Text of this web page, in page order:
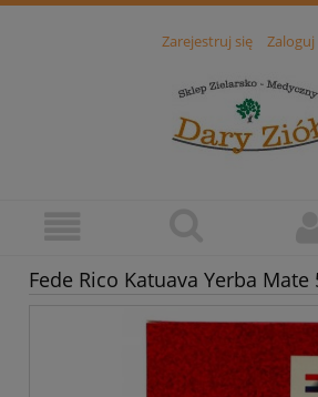
Zarejestruj się Zaloguj
Fede Rico Katuava Yerba Mate